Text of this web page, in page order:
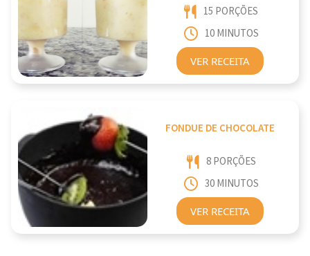
15 PORÇÕES
10 MINUTOS
VER RECEITA
FONDUE DE CHOCOLATE
8 PORÇÕES
30 MINUTOS
VER RECEITA